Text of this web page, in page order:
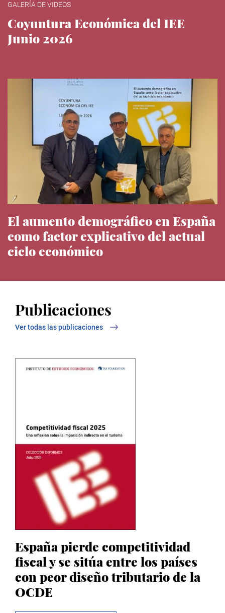
GALERÍA DE VIDEOS
Coyuntura Económica del IEE
Junio 2026
El aumento demográfico en España
como factor explicativo del actual
ciclo económico
Publicaciones
Ver todas las publicaciones
España pierde competitividad
fiscal y se sitúa entre los países
con peor diseño tributario de la
OCDE